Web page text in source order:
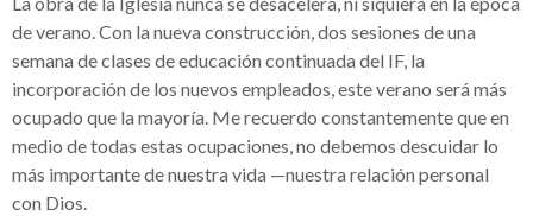
de verano. Con la nueva construcción, dos sesiones de una
semana de clases de educación continuada del IF, la
incorporación de los nuevos empleados, este verano será más
ocupado que la mayoría. Me recuerdo constantemente que en
medio de todas estas ocupaciones, no debemos descuidar lo
más importante de nuestra vida —nuestra relación personal
con Dios.